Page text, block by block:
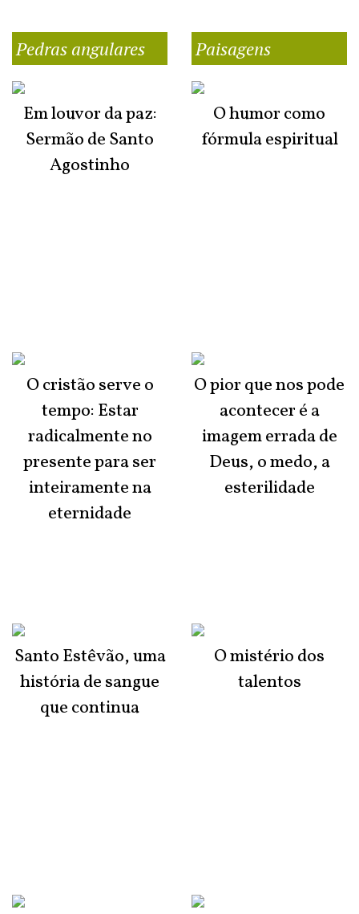
Pedras angulares
Em louvor da paz:
Sermão de Santo
Agostinho
O cristão serve o
tempo: Estar
radicalmente no
presente para ser
inteiramente na
eternidade
Santo Estêvão, uma
história de sangue
que continua
Paisagens
O humor como
fórmula espiritual
O pior que nos pode
acontecer é a
imagem errada de
Deus, o medo, a
esterilidade
O mistério dos
talentos